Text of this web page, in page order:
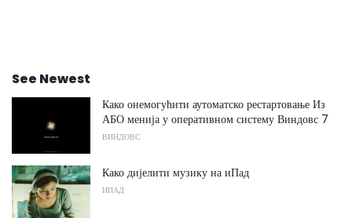
See Newest
Како онемогућити аутоматско рестартовање Из
АБО менија у оперативном систему Виндовс 7
ВИНДОВС
Како дијелити музику на иПад
ИПАД